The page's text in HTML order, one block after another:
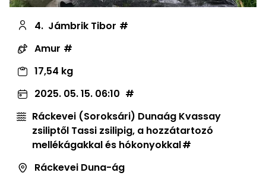
4. Jámbrik Tibor
Amur
17,54 kg
2025. 05. 15. 06:10
Ráckevei (Soroksári) Dunaág Kvassay
zsiliptől Tassi zsilipig, a hozzátartozó
mellékágakkal és hókonyokkal
Ráckevei Duna-ág